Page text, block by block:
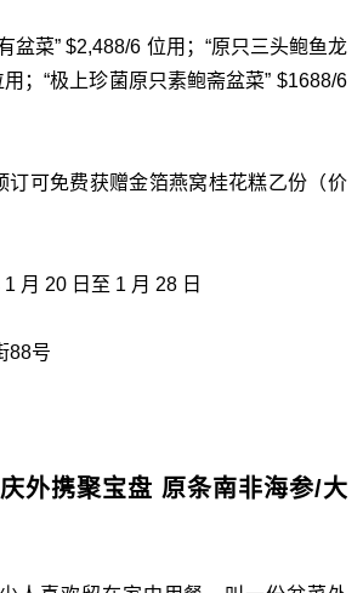
盆菜” $2,488/6 位用；“原只三头鲍鱼龙
；“极上珍菌原只素鲍斋盆菜” $1688/6
订可免费获赠金箔燕窝桂花糕乙份（价
月 20 日至 1 月 28 日
88号
外携聚宝盘 原条南非海参/大